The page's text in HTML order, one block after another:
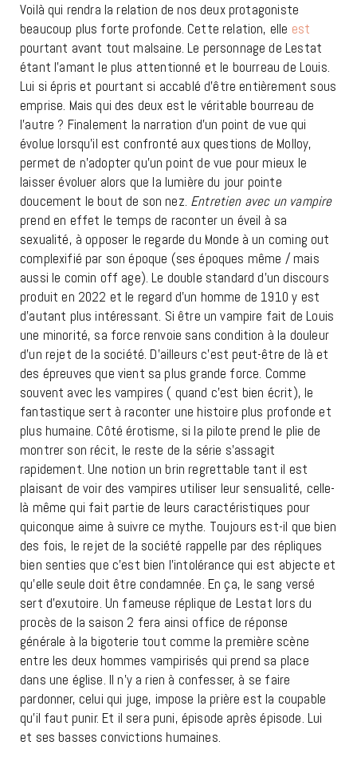
Voilà qui rendra la relation de nos deux protagoniste
beaucoup plus forte profonde. Cette relation, elle est
pourtant avant tout malsaine. Le personnage de Lestat
étant l’amant le plus attentionné et le bourreau de Louis.
Lui si épris et pourtant si accablé d’être entièrement sous
emprise. Mais qui des deux est le véritable bourreau de
l’autre ? Finalement la narration d’un point de vue qui
évolue lorsqu’il est confronté aux questions de Molloy,
permet de n’adopter qu’un point de vue pour mieux le
laisser évoluer alors que la lumière du jour pointe
doucement le bout de son nez. Entretien avec un vampire
prend en effet le temps de raconter un éveil à sa
sexualité, à opposer le regarde du Monde à un coming out
complexifié par son époque (ses époques même / mais
aussi le comin off age). Le double standard d’un discours
produit en 2022 et le regard d’un homme de 1910 y est
d’autant plus intéressant. Si être un vampire fait de Louis
une minorité, sa force renvoie sans condition à la douleur
d’un rejet de la société. D’ailleurs c’est peut-être de là et
des épreuves que vient sa plus grande force. Comme
souvent avec les vampires ( quand c’est bien écrit), le
fantastique sert à raconter une histoire plus profonde et
plus humaine. Côté érotisme, si la pilote prend le plie de
montrer son récit, le reste de la série s’assagit
rapidement. Une notion un brin regrettable tant il est
plaisant de voir des vampires utiliser leur sensualité, celle-
là même qui fait partie de leurs caractéristiques pour
quiconque aime à suivre ce mythe. Toujours est-il que bien
des fois, le rejet de la société rappelle par des répliques
bien senties que c’est bien l’intolérance qui est abjecte et
qu’elle seule doit être condamnée. En ça, le sang versé
sert d’exutoire. Un fameuse réplique de Lestat lors du
procès de la saison 2 fera ainsi office de réponse
générale à la bigoterie tout comme la première scène
entre les deux hommes vampirisés qui prend sa place
dans une église. Il n’y a rien à confesser, à se faire
pardonner, celui qui juge, impose la prière est la coupable
qu’il faut punir. Et il sera puni, épisode après épisode. Lui
et ses basses convictions humaines.